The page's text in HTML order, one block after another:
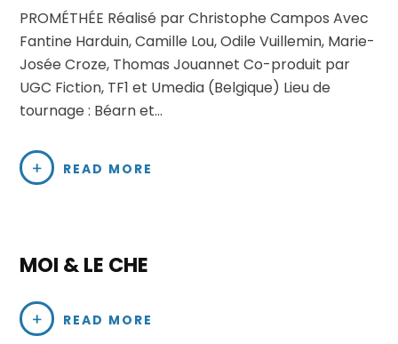
PROMÉTHÉE Réalisé par Christophe Campos Avec
Fantine Harduin, Camille Lou, Odile Vuillemin, Marie-
Josée Croze, Thomas Jouannet Co-produit par
UGC Fiction, TF1 et Umedia (Belgique) Lieu de
tournage : Béarn et…
READ MORE
MOI & LE CHE
READ MORE